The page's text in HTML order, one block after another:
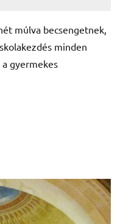
múlva becsengetnek,
minden
gyermekes